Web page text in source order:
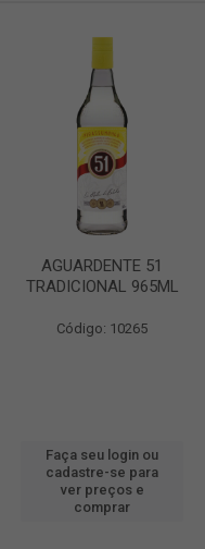
AGUARDENTE 51
TRADICIONAL 965ML
Código: 10265
Faça seu login ou
cadastre-se para
ver preços e
comprar